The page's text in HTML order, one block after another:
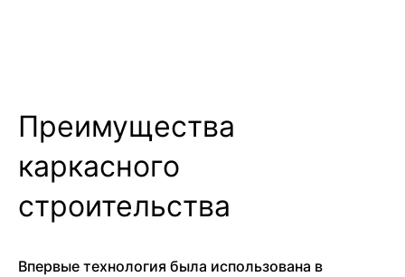
Преимущества
каркасного
строительства
Впервые технология была использована в